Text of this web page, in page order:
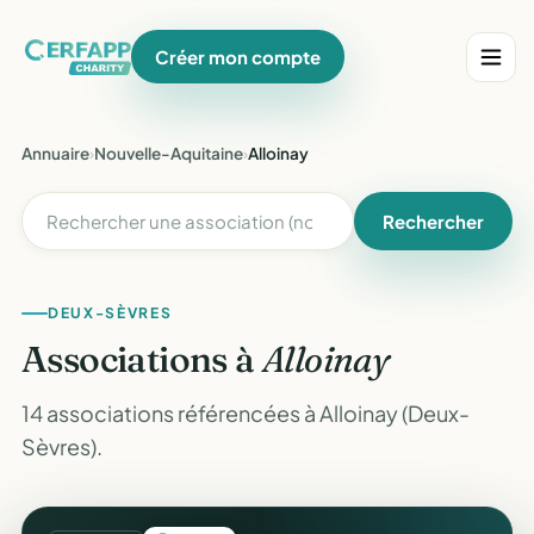
Créer mon compte
Annuaire›Nouvelle-Aquitaine›Alloinay
Rechercher
DEUX-SÈVRES
Associations àAlloinay
14 associations référencées à Alloinay (Deux-
Sèvres).